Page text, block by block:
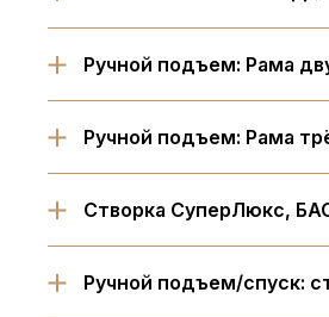
Ручной подъем: Рама
Ручной подъем: Рама
Створка СуперЛюкс,
Ручной подъем/спуск: